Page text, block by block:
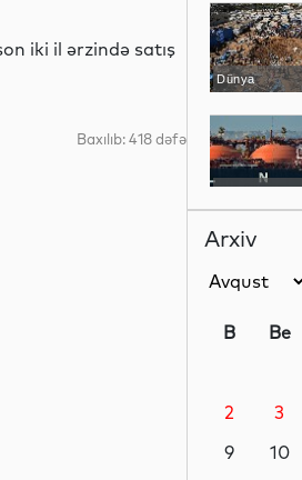
iki il ərzində satış
Baxılıb: 418 dəfə
Dünya
Dünya
Dünya
Arxiv
B Be
2
3
9
10